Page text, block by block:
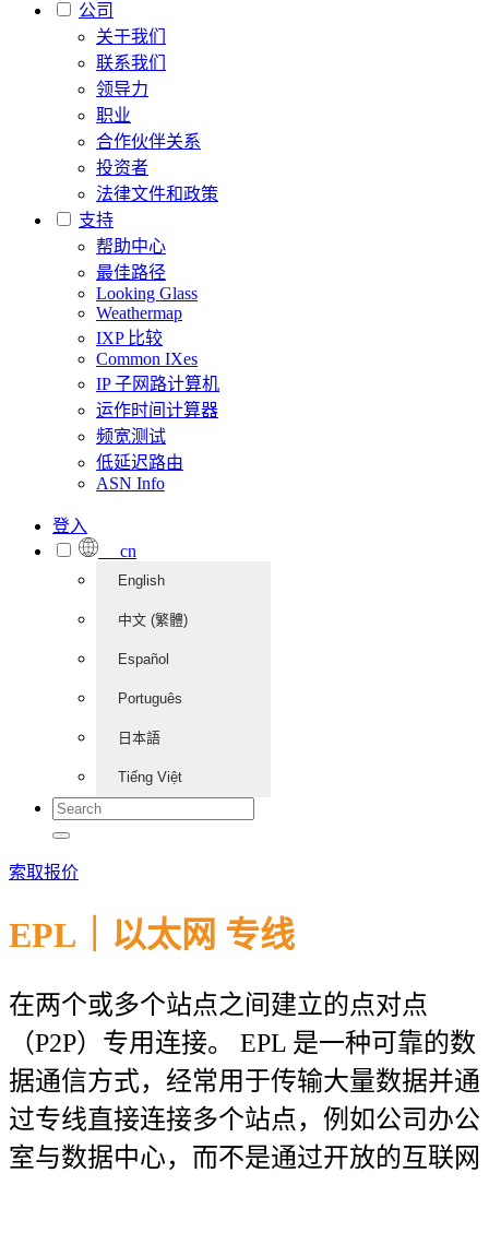
公司
关于我们
联系我们
领导力
职业
合作伙伴关系
投资者
法律文件和政策
支持
帮助中心
最佳路径
Looking Glass
Weathermap
IXP 比较
Common IXes
IP 子网路计算机
运作时间计算器
频宽测试
低延迟路由
ASN Info
登入
cn
English
中文 (繁體)
Español
Português
日本語
Tiếng Việt
索取报价
EPL｜以太网 专线
在两个或多个站点之间建立的点对点
（P2P）专用连接。 EPL 是一种可靠的数
据通信方式，经常用于传输大量数据并通
过专线直接连接多个站点，例如公司办公
室与数据中心，而不是通过开放的互联网